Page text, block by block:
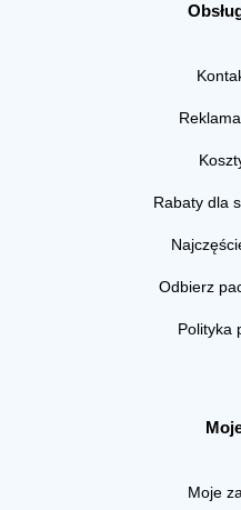
Rabaty dla
Odbierz
Polityka
Moje